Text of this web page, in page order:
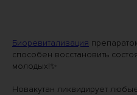
Биоревитализация
способен восстановить
молодых!✨
Новакутан ликвидирует